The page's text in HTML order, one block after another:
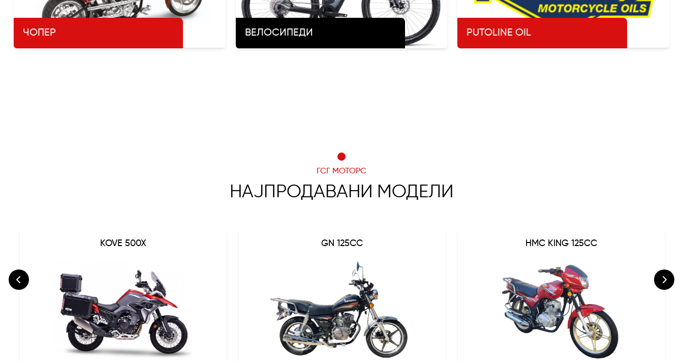
ЧОПЕР ВЕЛОСИПЕДИ PUTOLINE OIL
ГСГ МОТОРС
НАЈПРОДАВАНИ МОДЕЛИ
KOVE 500X GN 125CC HMC KING 125CC